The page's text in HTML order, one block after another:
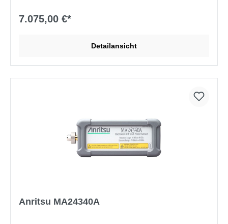
7.075,00 €*
Detailansicht
Anritsu MA24340A